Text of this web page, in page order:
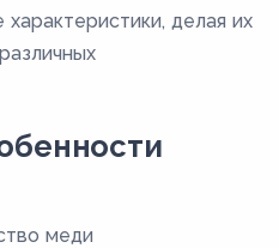
делая их
меди